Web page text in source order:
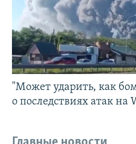
"Может ударить, как
о последствиях атак на